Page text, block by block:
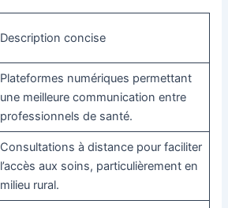
Description concise
Plateformes numériques permettant
une meilleure communication entre
professionnels de santé.
Consultations à distance pour faciliter
l’accès aux soins, particulièrement en
milieu rural.